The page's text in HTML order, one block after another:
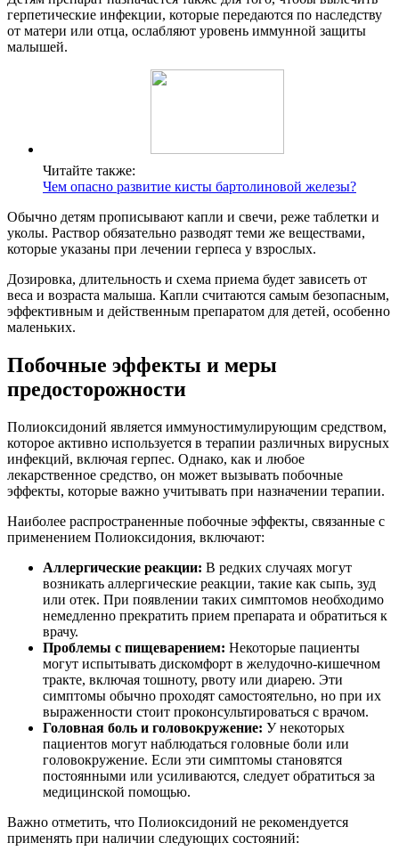
герпетические инфекции, которые передаются по наследству
от матери или отца, ослабляют уровень иммунной защиты
малышей.
Читайте также:
Чем опасно развитие кисты бартолиновой железы?
Обычно детям прописывают капли и свечи, реже таблетки и
уколы. Раствор обязательно разводят теми же веществами,
которые указаны при лечении герпеса у взрослых.
Дозировка, длительность и схема приема будет зависеть от
веса и возраста малыша. Капли считаются самым безопасным,
эффективным и действенным препаратом для детей, особенно
маленьких.
Побочные эффекты и меры
предосторожности
Полиоксидоний является иммуностимулирующим средством,
которое активно используется в терапии различных вирусных
инфекций, включая герпес. Однако, как и любое
лекарственное средство, он может вызывать побочные
эффекты, которые важно учитывать при назначении терапии.
Наиболее распространенные побочные эффекты, связанные с
применением Полиоксидония, включают:
Аллергические реакции: В редких случаях могут
возникать аллергические реакции, такие как сыпь, зуд
или отек. При появлении таких симптомов необходимо
немедленно прекратить прием препарата и обратиться к
врачу.
Проблемы с пищеварением: Некоторые пациенты
могут испытывать дискомфорт в желудочно-кишечном
тракте, включая тошноту, рвоту или диарею. Эти
симптомы обычно проходят самостоятельно, но при их
выраженности стоит проконсультироваться с врачом.
Головная боль и головокружение: У некоторых
пациентов могут наблюдаться головные боли или
головокружение. Если эти симптомы становятся
постоянными или усиливаются, следует обратиться за
медицинской помощью.
Важно отметить, что Полиоксидоний не рекомендуется
применять при наличии следующих состояний: